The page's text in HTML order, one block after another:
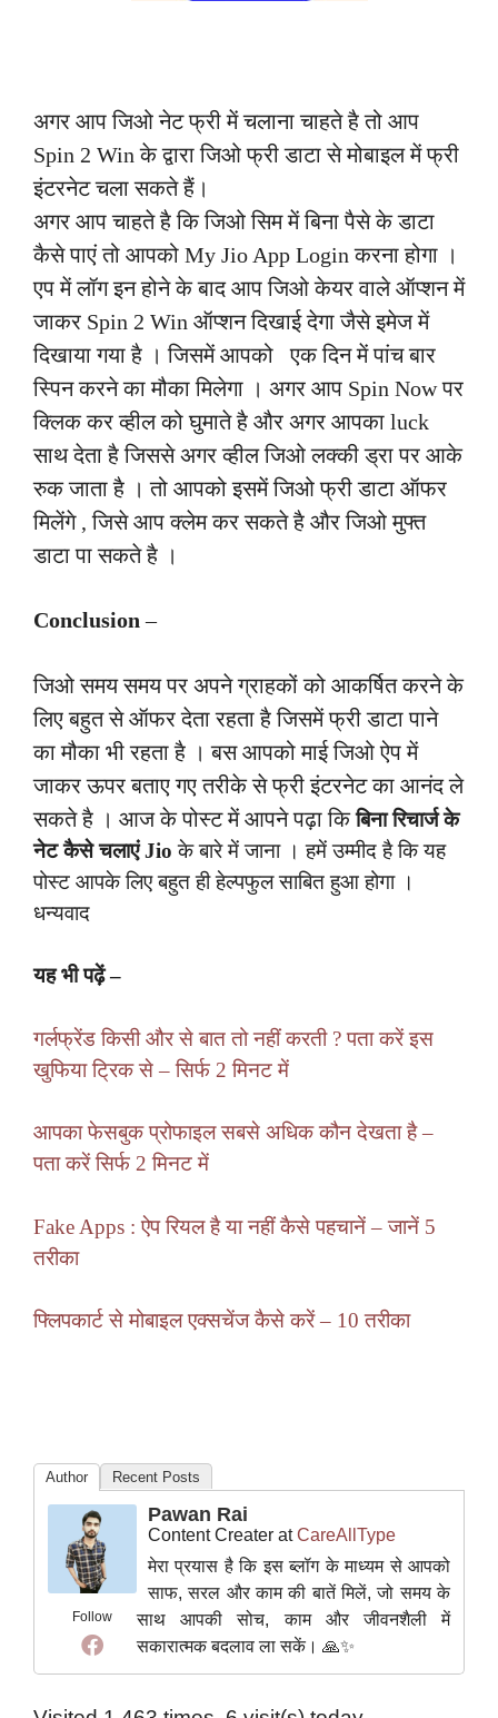
अगर आप जिओ नेट फ्री में चलाना चाहते है तो आप
Spin 2 Win के द्वारा जिओ फ्री डाटा से मोबाइल में फ्री
इंटरनेट चला सकते हैं।
अगर आप चाहते है कि जिओ सिम में बिना पैसे के डाटा
कैसे पाएं तो आपको My Jio App Login करना होगा ।
एप में लॉग इन होने के बाद आप जिओ केयर वाले ऑप्शन में
जाकर Spin 2 Win ऑप्शन दिखाई देगा जैसे इमेज में
दिखाया गया है । जिसमें आपको एक दिन में पांच बार
स्पिन करने का मौका मिलेगा । अगर आप Spin Now पर
क्लिक कर व्हील को घुमाते है और अगर आपका luck
साथ देता है जिससे अगर व्हील जिओ लक्की ड्रा पर आके
रुक जाता है । तो आपको इसमें जिओ फ्री डाटा ऑफर
मिलेंगे , जिसे आप क्लेम कर सकते है और जिओ मुफ्त
डाटा पा सकते है ।
Conclusion –
जिओ समय समय पर अपने ग्राहकों को आकर्षित करने के
लिए बहुत से ऑफर देता रहता है जिसमें फ्री डाटा पाने
का मौका भी रहता है । बस आपको माई जिओ ऐप में
जाकर ऊपर बताए गए तरीके से फ्री इंटरनेट का आनंद ले
सकते है । आज के पोस्ट में आपने पढ़ा किबिना रिचार्ज के
नेट कैसे चलाएं Jio के बारे में जाना । हमें उम्मीद है कि यह
पोस्ट आपके लिए बहुत ही हेल्पफुल साबित हुआ होगा ।
धन्यवाद
यह भी पढ़ें –
गर्लफ्रेंड किसी और से बात तो नहीं करती ? पता करें इस
खुफिया ट्रिक से – सिर्फ 2 मिनट में
आपका फेसबुक प्रोफाइल सबसे अधिक कौन देखता है –
पता करें सिर्फ 2 मिनट में
Fake Apps : ऐप रियल है या नहीं कैसे पहचानें – जानें 5
तरीका
फ्लिपकार्ट से मोबाइल एक्सचेंज कैसे करें – 10 तरीका
Author Recent Posts
Follow
Pawan Rai
Content Creater atCareAllType
मेरा प्रयास है कि इस ब्लॉग के माध्यम से आपको
साफ, सरल और काम की बातें मिलें, जो समय के
साथ आपकी सोच, काम और जीवनशैली में
सकारात्मक बदलाव ला सकें। 🙏✨